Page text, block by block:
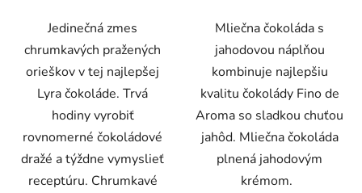
Jedinečná zmes
chrumkavých pražených
orieškov v tej najlepšej
Lyra čokoláde. Trvá
hodiny vyrobiť
rovnomerné čokoládové
dražé a týždne vymyslieť
receptúru. Chrumkavé
Mliečna čokoláda s
jahodovou náplňou
kombinuje najlepšiu
kvalitu čokolády Fino de
Aroma so sladkou chuťou
jahôd. Mliečna čokoláda
plnená jahodovým
krémom.